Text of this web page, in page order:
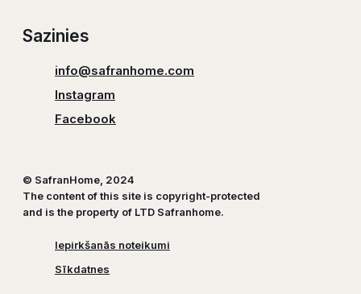
Sazinies
info@safranhome.com
Instagram
Facebook
© SafranHome, 2024
The content of this site is copyright-protected
and is the property of LTD Safranhome.
Iepirkšanās noteikumi
Sīkdatnes